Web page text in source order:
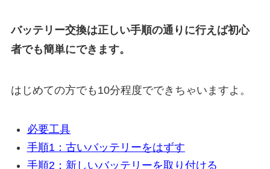
バッテリー交換は正しい手順の通りに行えば初心
者でも簡単にできます。
はじめての方でも10分程度でできちゃいますよ。
必要工具
手順1：古いバッテリーをはずす
手順2：新しいバッテリーを取り付ける